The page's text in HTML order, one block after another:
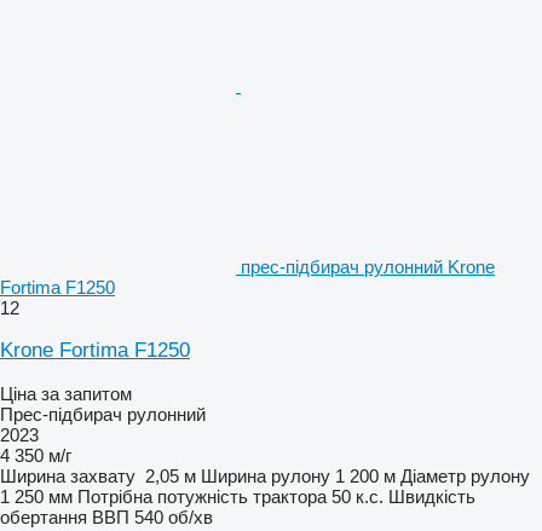
прес-підбирач рулонний Krone
Fortima F1250
12
Krone Fortima F1250
Ціна за запитом
Прес-підбирач рулонний
2023
4 350 м/г
Ширина захвату 2,05 м Ширина рулону 1 200 м Діаметр рулону
1 250 мм Потрібна потужність трактора 50 к.с. Швидкість
обертання ВВП 540 об/хв